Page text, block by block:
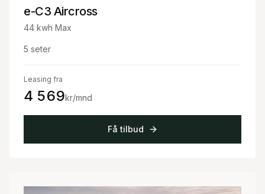
e-C3 Aircross
44 kwh Max
5 seter
Leasing fra
4 569kr/mnd
Få tilbud